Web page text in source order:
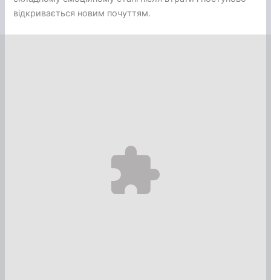
відкривається новим почуттям.